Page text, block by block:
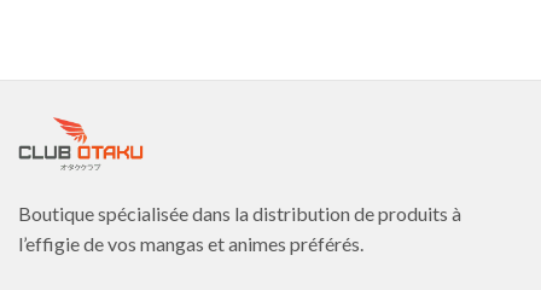
Les
être
sur
la
Les
sur
Boutique spécialisée dans la distribution de produits à
l’effigie de vos mangas et animes préférés.